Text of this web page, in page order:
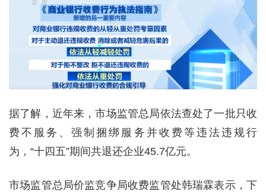
据了解，近年来，市场监管总局依法查处了一批只收
费不服务、强制捆绑服务并收费等违法违规行
为，“十四五”期间共退还企业45.7亿元。
市场监管总局价监竞争局收费监管处韩瑞霖表示，下